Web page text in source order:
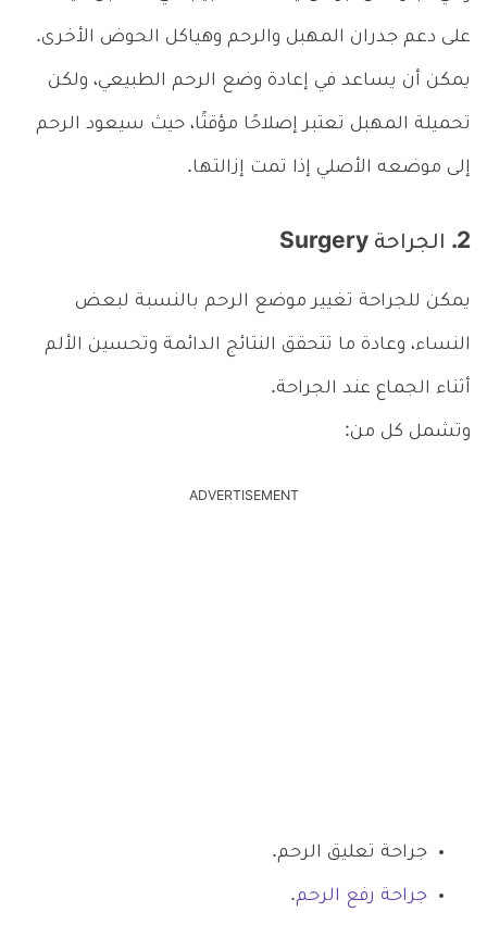
على دعم جدران المهبل والرحم وهياكل الحوض الأخرى.
يمكن أن يساعد في إعادة وضع الرحم الطبيعي، ولكن
تحميلة المهبل تعتبر إصلاحًا مؤقتًا، حيث سيعود الرحم
إلى موضعه الأصلي إذا تمت إزالتها.
2. الجراحة Surgery
يمكن للجراحة تغيير موضع الرحم بالنسبة لبعض
النساء، وعادة ما تتحقق النتائج الدائمة وتحسين الألم
أثناء الجماع عند الجراحة.
وتشمل كل من:
ADVERTISEMENT
جراحة تعليق الرحم.
جراحة رفع الرحم.